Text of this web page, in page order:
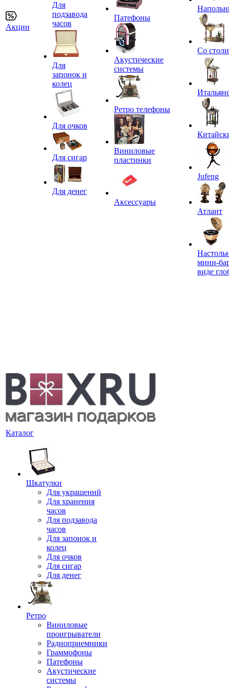
Акции
Для
подзавода
часов
Для
запонок и
колец
Для очков
Для сигар
Для денег
Патефоны
Акустические
системы
Ретро телефоны
Виниловые
пластинки
Аксессуары
Со
Jufeng
Атлант
мини-
виде
Каталог
Шкатулки
Для украшений
Для хранения
часов
Для подзавода
часов
Для запонок и
колец
Для очков
Для сигар
Для денег
Ретро
Виниловые
проигрыватели
Радиоприемники
Граммофоны
Патефоны
Акустические
системы